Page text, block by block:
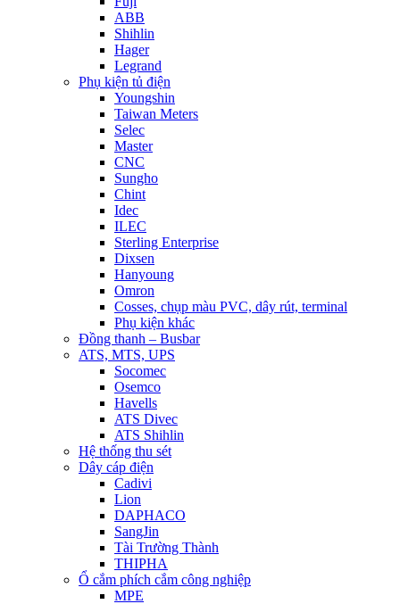
ABB
Shihlin
Hager
Legrand
Phụ kiện tủ điện
Youngshin
Taiwan Meters
Selec
Master
CNC
Sungho
Chint
Idec
ILEC
Sterling Enterprise
Dixsen
Hanyoung
Omron
Cosses, chụp màu PVC, dây rút, terminal
Phụ kiện khác
Đồng thanh – Busbar
ATS, MTS, UPS
Socomec
Osemco
Havells
ATS Divec
ATS Shihlin
Hệ thống thu sét
Dây cáp điện
Cadivi
Lion
DAPHACO
SangJin
Tài Trường Thành
THIPHA
Ổ cắm phích cắm công nghiệp
MPE